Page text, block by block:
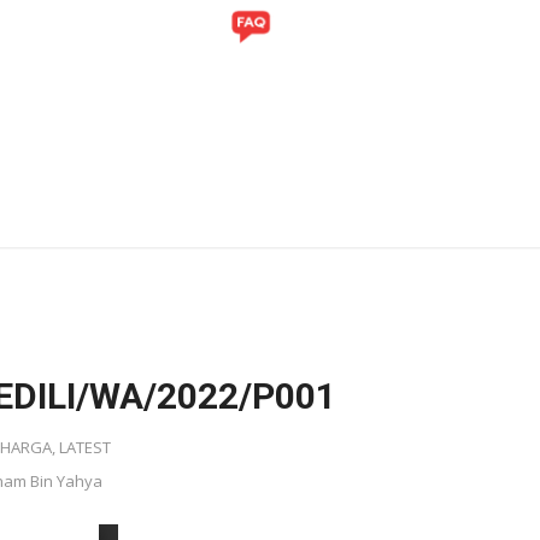
WA/2022/P001
, LATEST
Bin Yahya